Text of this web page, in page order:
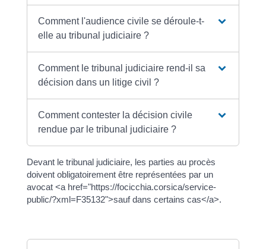
Comment l'audience civile se déroule-t-
elle au tribunal judiciaire ?
Comment le tribunal judiciaire rend-il sa
décision dans un litige civil ?
Comment contester la décision civile
rendue par le tribunal judiciaire ?
Devant le tribunal judiciaire, les parties au procès
doivent obligatoirement être représentées par un
avocat <a href="https://focicchia.corsica/service-
public/?xml=F35132">sauf dans certains cas</a>.